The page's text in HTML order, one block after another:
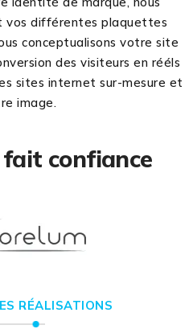
vos différentes plaquettes
conceptualisons votre site
des visiteurs en rééls
sites internet sur-mesure et
image.
confiance
RÉALISATIONS